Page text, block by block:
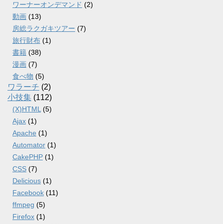
ワーナーオンデマンド (2)
動画 (13)
房総ラクガキツアー (7)
旅行財布 (1)
書籍 (38)
漫画 (7)
食べ物 (5)
ワラーチ (2)
小技集 (112)
(X)HTML (5)
Ajax (1)
Apache (1)
Automator (1)
CakePHP (1)
CSS (7)
Delicious (1)
Facebook (11)
ffmpeg (5)
Firefox (1)